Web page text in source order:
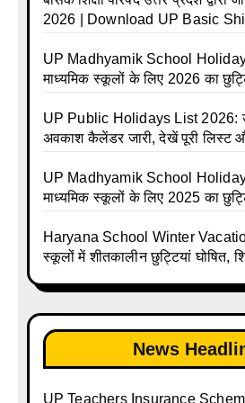
2026 | Download UP Basic
Basic School Avkash Talika
Shiksha Parishad Avkash
Calendar List 2026
UP Madhyamik School
माध्यमिक स्कूलों के लिए 2026 का
UP Madhyamik Avkash Talika
Madhyamik School avkash
Holiday Calendar |
List 2026
UP Public Holidays List 2026:
अवकाश कैलेंडर जारी, देखें पूरी लिस्ट
talika | Sarkari Avkash Talika |
Holidays Calendar
UP Madhyamik School
माध्यमिक स्कूलों के लिए 2025 का
Up Madhyamik Avkash Talika
Madhyamik School avkash
holiday calendar | Madhyamik
List 2025
Haryana School Winter
स्कूलों में शीतकालीन छुट्टियां घोषित,
News
UP Teachers Insurance